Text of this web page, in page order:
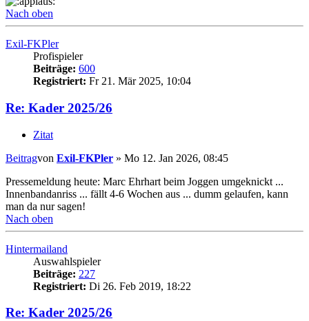
Nach oben
Exil-FKPler
Profispieler
Beiträge: 600
Registriert: Fr 21. Mär 2025, 10:04
Re: Kader 2025/26
Zitat
Beitragvon Exil-FKPler » Mo 12. Jan 2026, 08:45
Pressemeldung heute: Marc Ehrhart beim Joggen umgeknickt ...
Innenbandanriss ... fällt 4-6 Wochen aus ... dumm gelaufen, kann
man da nur sagen!
Nach oben
Hintermailand
Auswahlspieler
Beiträge: 227
Registriert: Di 26. Feb 2019, 18:22
Re: Kader 2025/26